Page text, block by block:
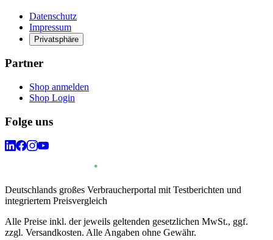
Datenschutz
Impressum
Privatsphäre
Partner
Shop anmelden
Shop Login
Folge uns
Deutschlands großes Verbraucherportal mit Testberichten und
integriertem Preisvergleich
Alle Preise inkl. der jeweils geltenden gesetzlichen MwSt., ggf.
zzgl. Versandkosten. Alle Angaben ohne Gewähr.